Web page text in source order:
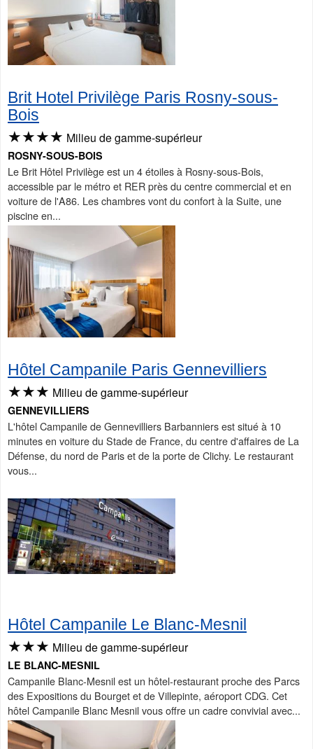
Brit Hotel Privilège Paris Rosny-sous-
Bois
★★★★ Milieu de gamme-supérieur
ROSNY-SOUS-BOIS
Le Brit Hôtel Privilège est un 4 étoiles à Rosny-sous-Bois,
accessible par le métro et RER près du centre commercial et en
voiture de l'A86. Les chambres vont du confort à la Suite, une
piscine en...
Hôtel Campanile Paris Gennevilliers
★★★ Milieu de gamme-supérieur
GENNEVILLIERS
L'hôtel Campanile de Gennevilliers Barbanniers est situé à 10
minutes en voiture du Stade de France, du centre d'affaires de La
Défense, du nord de Paris et de la porte de Clichy. Le restaurant
vous...
Hôtel Campanile Le Blanc-Mesnil
★★★ Milieu de gamme-supérieur
LE BLANC-MESNIL
Campanile Blanc-Mesnil est un hôtel-restaurant proche des Parcs
des Expositions du Bourget et de Villepinte, aéroport CDG. Cet
hôtel Campanile Blanc Mesnil vous offre un cadre convivial avec...